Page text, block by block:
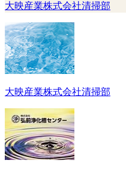
大映産業株式会社清掃部
大映産業株式会社清掃部